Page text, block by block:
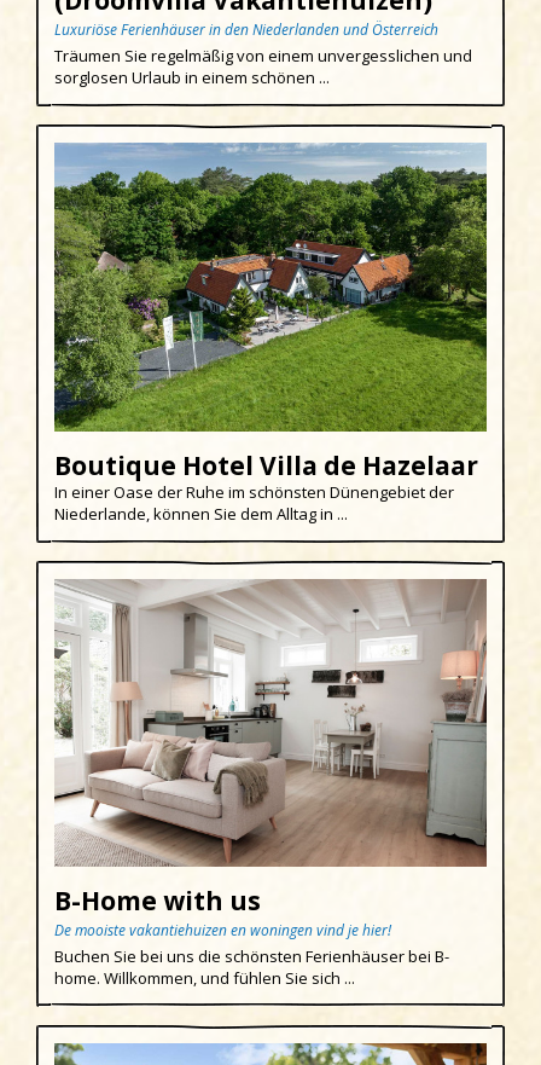
Egmond aan den Hoef
Egmond-Binnen
Egmond aan Zee
Groet
Hargen aan Zee
Heemskerk
Heerhugowaard
Heiloo
Limmen
Region
Schoorl
Sint Maartenszee
Uitgeest
Wijk aan Zee
Luxuriöse Ferienhäuser in den Niederlanden und Österreich
Träumen Sie regelmäßig von einem unvergesslichen und
sorglosen Urlaub in einem schönen ...
Boutique Hotel Villa de Hazelaar
In einer Oase der Ruhe im schönsten Dünengebiet der
Niederlande, können Sie dem Alltag in ...
B-Home with us
De mooiste vakantiehuizen en woningen vind je hier!
Buchen Sie bei uns die schönsten Ferienhäuser bei B-
home. Willkommen, und fühlen Sie sich ...